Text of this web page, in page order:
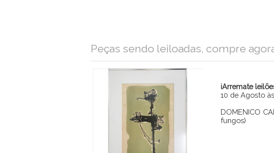
Peças sendo leiloadas, compre
iArremate
10 de Agosto
DOMENICO
fungos)